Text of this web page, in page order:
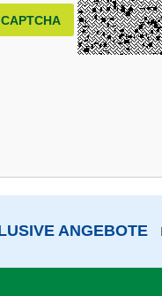
ANGEBOTE